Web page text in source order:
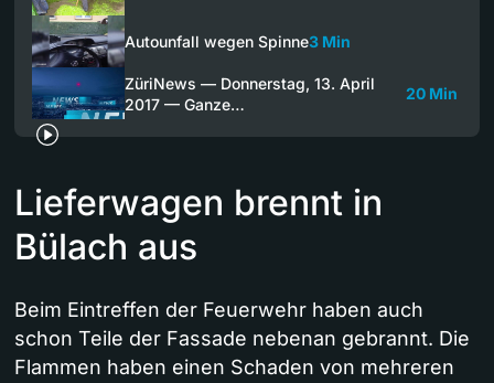
Autounfall wegen Spinne3 Min
ZüriNews — Donnerstag, 13. April
2017 — Ganze…
20 Min
Lieferwagen brennt in
Bülach aus
Beim Eintreffen der Feuerwehr haben auch
schon Teile der Fassade nebenan gebrannt. Die
Flammen haben einen Schaden von mehreren